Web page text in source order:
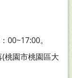
00~17:00。
桃園市桃園區大